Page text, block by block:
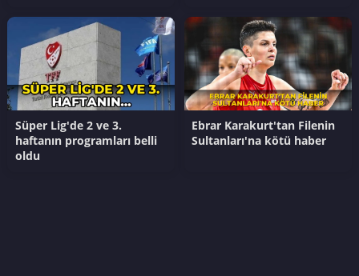
Süper Lig'de 2 ve 3.
haftanın programları belli
oldu
Ebrar Karakurt'tan Filenin
Sultanları'na kötü haber